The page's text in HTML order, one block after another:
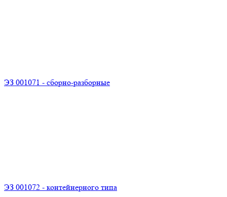
ЭЗ 001071 - сборно-разборные
ЭЗ 001072 - контейнерного типа